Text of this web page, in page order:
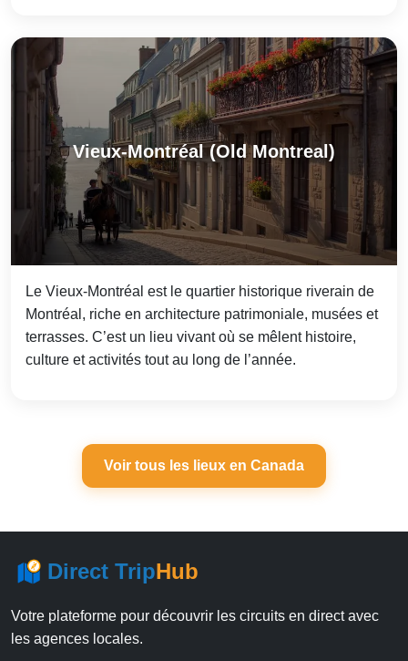
Vieux-Montréal (Old Montreal)
Le Vieux‑Montréal est le quartier historique riverain de
Montréal, riche en architecture patrimoniale, musées et
terrasses. C’est un lieu vivant où se mêlent histoire,
culture et activités tout au long de l’année.
Voir tous les lieux en Canada
Direct TripHub
Votre plateforme pour découvrir les circuits en direct avec
les agences locales.